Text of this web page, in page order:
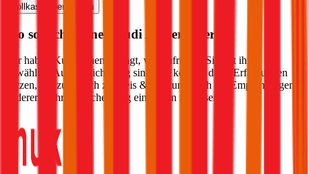
Vollkasko berechnen
Wo soll ich meinen Audi versichern?
Wir haben Kund:innen befragt, wie zufrieden Sie mit ihrer
gewählten Autoversicherung sind. Sie können diese Erfahrungen
nutzen, um zusätzlich zu Preis & Leistung auch die Empfehlungen
anderer in Ihre Entscheidung einfließen zu lassen: